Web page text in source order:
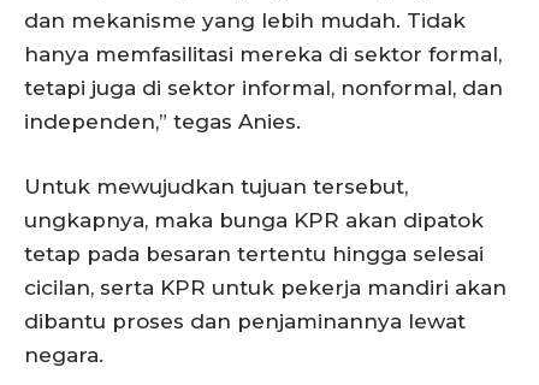
dan mekanisme yang lebih mudah. Tidak
hanya memfasilitasi mereka di sektor formal,
tetapi juga di sektor informal, nonformal, dan
independen,” tegas Anies.
Untuk mewujudkan tujuan tersebut,
ungkapnya, maka bunga KPR akan dipatok
tetap pada besaran tertentu hingga selesai
cicilan, serta KPR untuk pekerja mandiri akan
dibantu proses dan penjaminannya lewat
negara.